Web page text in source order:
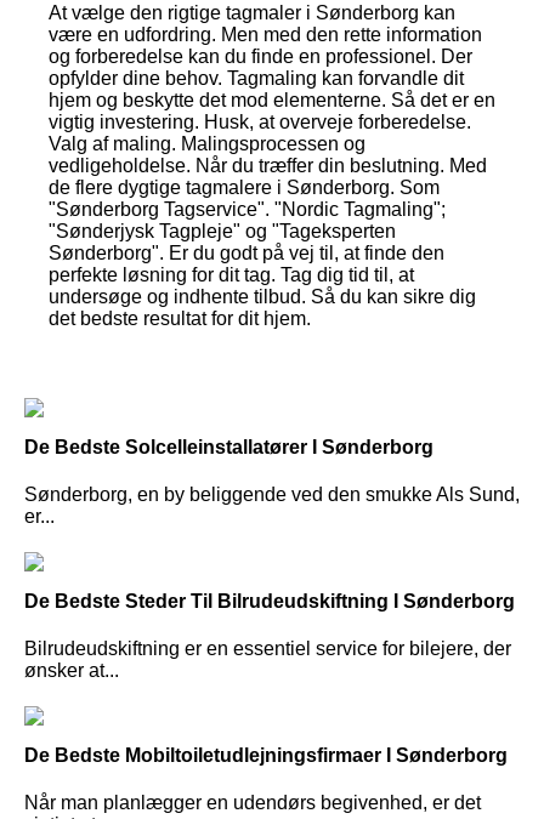
At vælge den rigtige tagmaler i Sønderborg kan
være en udfordring. Men med den rette information
og forberedelse kan du finde en professionel. Der
opfylder dine behov. Tagmaling kan forvandle dit
hjem og beskytte det mod elementerne. Så det er en
vigtig investering. Husk, at overveje forberedelse.
Valg af maling. Malingsprocessen og
vedligeholdelse. Når du træffer din beslutning. Med
de flere dygtige tagmalere i Sønderborg. Som
"Sønderborg Tagservice". "Nordic Tagmaling";
"Sønderjysk Tagpleje" og "Tageksperten
Sønderborg". Er du godt på vej til, at finde den
perfekte løsning for dit tag. Tag dig tid til, at
undersøge og indhente tilbud. Så du kan sikre dig
det bedste resultat for dit hjem.
De Bedste Solcelleinstallatører I Sønderborg
Sønderborg, en by beliggende ved den smukke Als Sund,
er...
De Bedste Steder Til Bilrudeudskiftning I Sønderborg
Bilrudeudskiftning er en essentiel service for bilejere, der
ønsker at...
De Bedste Mobiltoiletudlejningsfirmaer I Sønderborg
Når man planlægger en udendørs begivenhed, er det